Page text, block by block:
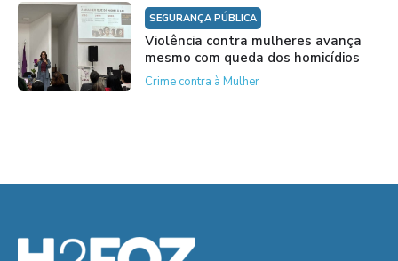
SEGURANÇA PÚBLICA
Violência contra mulheres avança
mesmo com queda dos homicídios
Crime contra à Mulher